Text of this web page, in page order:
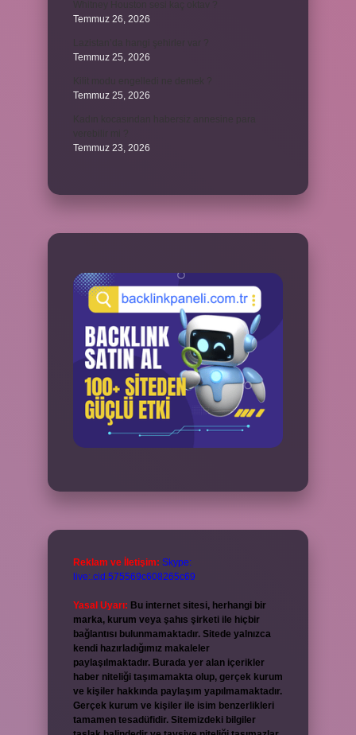
Temmuz 26, 2026
Temmuz 25, 2026
Temmuz 25, 2026
Temmuz 23, 2026
Reklam ve İletişim: Skype:
live:.cid.575569c608265c69
Yasal Uyarı: Bu internet sitesi, herhangi bir
marka, kurum veya şahıs şirketi ile hiçbir
bağlantısı bulunmamaktadır. Sitede yalnızca
kendi hazırladığımız makaleler
paylaşılmaktadır. Burada yer alan içerikler
haber niteliği taşımamakta olup, gerçek kurum
ve kişiler hakkında paylaşım yapılmamaktadır.
Gerçek kurum ve kişiler ile isim benzerlikleri
tamamen tesadüfidir. Sitemizdeki bilgiler